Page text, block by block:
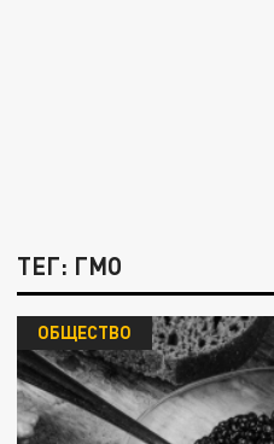
ТЕГ: ГМО
ОБЩЕСТВО